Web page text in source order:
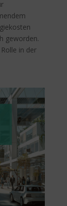
geworden.
in der